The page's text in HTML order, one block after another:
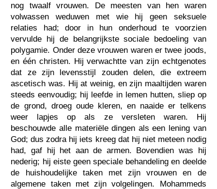
nog twaalf vrouwen. De meesten van hen waren
volwassen weduwen met wie hij geen seksuele
relaties had; door in hun onderhoud te voorzien
vervulde hij de belangrijkste sociale bedoeling van
polygamie. Onder deze vrouwen waren er twee joods,
en één christen. Hij verwachtte van zijn echtgenotes
dat ze zijn levensstijl zouden delen, die extreem
ascetisch was. Hij at weinig, en zijn maaltijden waren
steeds eenvoudig; hij leefde in lemen hutten, sliep op
de grond, droeg oude kleren, en naaide er telkens
weer lapjes op als ze versleten waren. Hij
beschouwde alle materiële dingen als een lening van
God; dus zodra hij iets kreeg dat hij niet meteen nodig
had, gaf hij het aan de armen. Bovendien was hij
nederig; hij eiste geen speciale behandeling en deelde
de huishoudelijke taken met zijn vrouwen en de
algemene taken met zijn volgelingen. Mohammeds